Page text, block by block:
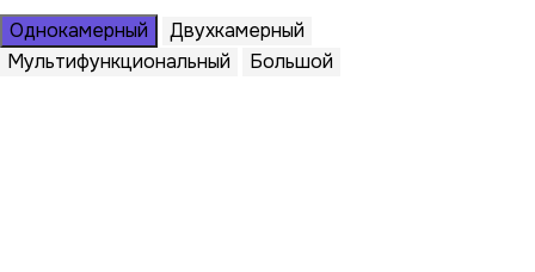
Однокамерный
Двухкамерный
Мультифункциональный
Большой